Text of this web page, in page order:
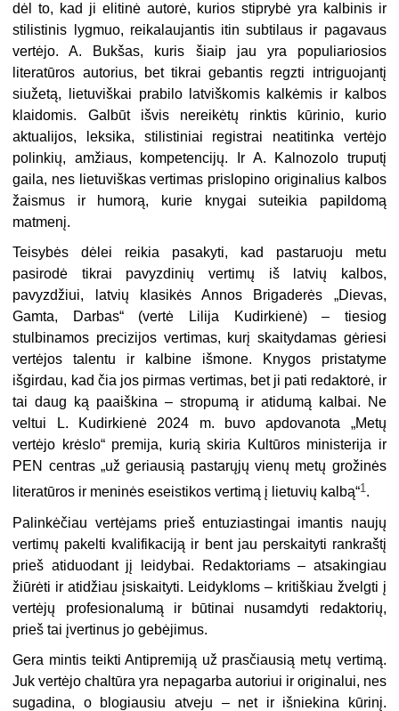
dėl to, kad ji elitinė autorė, kurios stiprybė yra kalbinis ir
stilistinis lygmuo, reikalaujantis itin subtilaus ir pagavaus
vertėjo. A. Bukšas, kuris šiaip jau yra populiariosios
literatūros autorius, bet tikrai gebantis regzti intriguojantį
siužetą, lietuviškai prabilo latviškomis kalkėmis ir kalbos
klaidomis. Galbūt išvis nereikėtų rinktis kūrinio, kurio
aktualijos, leksika, stilistiniai registrai neatitinka vertėjo
polinkių, amžiaus, kompetencijų. Ir A. Kalnozolo truputį
gaila, nes lietuviškas vertimas prislopino originalius kalbos
žaismus ir humorą, kurie knygai suteikia papildomą
matmenį.
Teisybės dėlei reikia pasakyti, kad pastaruoju metu
pasirodė tikrai pavyzdinių vertimų iš latvių kalbos,
pavyzdžiui, latvių klasikės Annos Brigaderės „Dievas,
Gamta, Darbas“ (vertė Lilija Kudirkienė) – tiesiog
stulbinamos precizijos vertimas, kurį skaitydamas gėriesi
vertėjos talentu ir kalbine išmone. Knygos pristatyme
išgirdau, kad čia jos pirmas vertimas, bet ji pati redaktorė, ir
tai daug ką paaiškina – stropumą ir atidumą kalbai. Ne
veltui L. Kudirkienė 2024 m. buvo apdovanota „Metų
vertėjo krėslo“ premija, kurią skiria Kultūros ministerija ir
PEN centras„už geriausią pastarųjų vienų metų grožinės
literatūros ir meninės eseistikos vertimą į lietuvių kalbą“1 .
Palinkėčiau vertėjams prieš entuziastingai imantis naujų
vertimų pakelti kvalifikaciją ir bent jau perskaityti rankraštį
prieš atiduodant jį leidybai. Redaktoriams – atsakingiau
žiūrėti ir atidžiau įsiskaityti. Leidykloms – kritiškiau žvelgti į
vertėjų profesionalumą ir būtinai nusamdyti redaktorių,
prieš tai įvertinus jo gebėjimus.
Gera mintis teikti Antipremiją už prasčiausią metų vertimą.
Juk vertėjo chaltūra yra nepagarba autoriui ir originalui, nes
sugadina, o blogiausiu atveju – net ir išniekina kūrinį.